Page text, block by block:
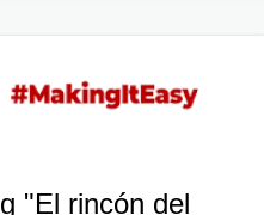
"El rincón del